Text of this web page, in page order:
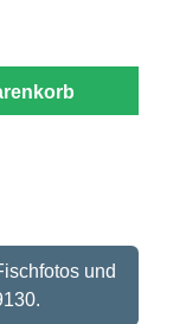
und